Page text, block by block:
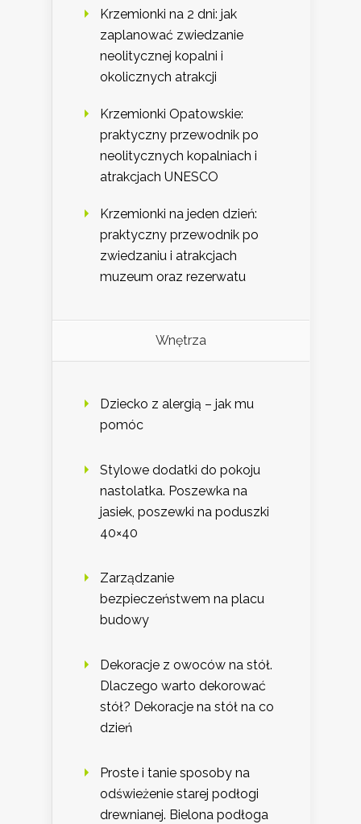
Krzemionki na 2 dni: jak
zaplanować zwiedzanie
neolitycznej kopalni i
okolicznych atrakcji
Krzemionki Opatowskie:
praktyczny przewodnik po
neolitycznych kopalniach i
atrakcjach UNESCO
Krzemionki na jeden dzień:
praktyczny przewodnik po
zwiedzaniu i atrakcjach
muzeum oraz rezerwatu
Wnętrza
Dziecko z alergią – jak mu
pomóc
Stylowe dodatki do pokoju
nastolatka. Poszewka na
jasiek, poszewki na poduszki
40×40
Zarządzanie
bezpieczeństwem na placu
budowy
Dekoracje z owoców na stół.
Dlaczego warto dekorować
stół? Dekoracje na stół na co
dzień
Proste i tanie sposoby na
odświeżenie starej podłogi
drewnianej. Bielona podłoga